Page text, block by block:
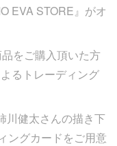
EVA STORE』がオ
をご購入頂いた方
るトレーディング
川健太さんの描き下
ングカードをご用意